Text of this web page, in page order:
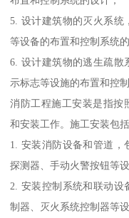
5. 设计建筑物的灭火系统
等设备的布置和控制系统的
6. 设计建筑物的逃生疏散
示标志等设施的布置和控
消防工程施工安装是指按
和安装工作。施工安装包
1. 安装消防设备和管道
探测器、手动火警按钮等
2. 安装控制系统和联动
制器、灭火系统控制器等